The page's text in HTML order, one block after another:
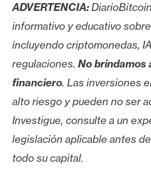
ADVERTENCIA:
informativo y educativo
incluyendo criptomonedas,
regulaciones. No brindamos
financiero. Las inversiones
alto riesgo y pueden no ser
Investigue, consulte a un
legislación aplicable antes
todo su capital.